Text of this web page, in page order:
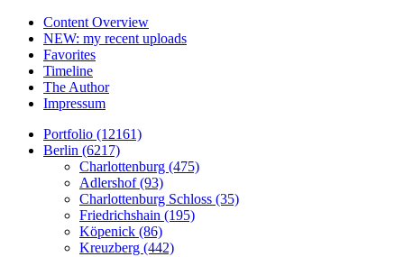
Content Overview
NEW: my recent uploads
Favorites
Timeline
The Author
Impressum
Portfolio (12161)
Berlin (6217)
Charlottenburg (475)
Adlershof (93)
Charlottenburg Schloss (35)
Friedrichshain (195)
Köpenick (86)
Kreuzberg (442)